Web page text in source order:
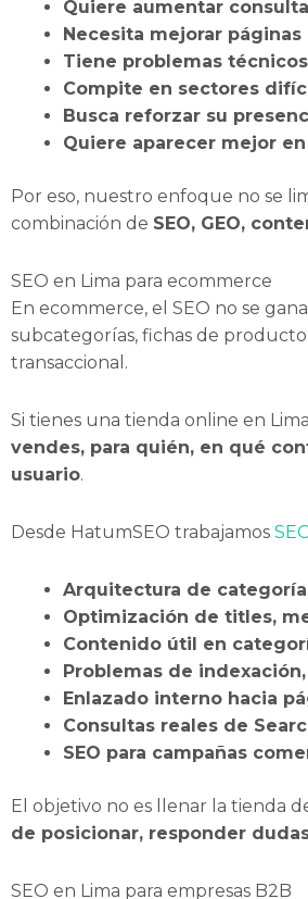
Quiere aumentar
Necesita mejorar
Tiene problemas
Compite en sectores
Busca reforzar su
Quiere aparecer mejor
Por eso, nuestro enfoque no se
combinación de SEO, GEO,
SEO en Lima para ecommerce
En ecommerce, el SEO no se
subcategorías, fichas de
transaccional.
Si tienes una tienda online en
vendes, para quién, en qué
usuario.
Desde HatumSEO trabajamos
Arquitectura de
Optimización de titles,
Contenido útil en
Problemas de
Enlazado interno hacia
Consultas reales de
SEO para campañas
El objetivo no es llenar la tienda
de posicionar, responder
SEO en Lima para empresas B2B